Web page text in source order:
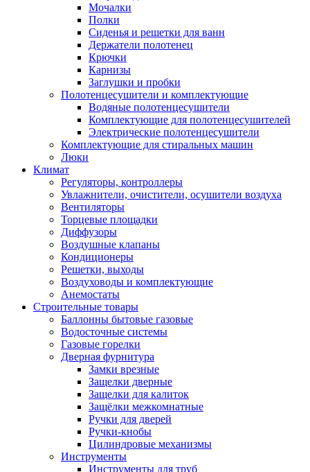
Мочалки
Полки
Сиденья и решетки для ванн
Держатели полотенец
Крючки
Карнизы
Заглушки и пробки
Полотенцесушители и комплектующие
Водяные полотенцесушители
Комплектующие для полотенцесушителей
Электрические полотенцесушители
Комплектующие для стиральных машин
Люки
Климат
Регуляторы, контроллеры
Увлажнители, очистители, осушители воздуха
Вентиляторы
Торцевые площадки
Диффузоры
Воздушные клапаны
Кондиционеры
Решетки, выходы
Воздуховоды и комплектующие
Анемостаты
Строительные товары
Баллонны бытовые газовые
Водосточные системы
Газовые горелки
Дверная фурнитура
Замки врезные
Защелки дверные
Защелки для калиток
Защёлки межкомнатные
Ручки для дверей
Ручки-кнобы
Цилиндровые механизмы
Инструменты
Инструменты для труб